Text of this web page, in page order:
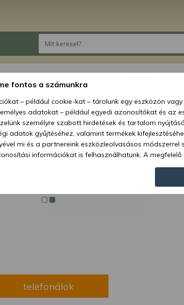
telefonálok
Ár:
fontos a számunkra
– például cookie-kat – tárolunk egy eszközön
adatokat – például egyedi azonosítókat és az
személyre szabott hirdetések és tartalom
adatok gyűjtéséhez, valamint termékek
mi és a partnereink eszközleolvasásos módszerrel
információkat is felhasználhatunk. A megfelelő
és a partnereink a fent leírtak szerint adatkezelést
megadása vagy elutasítása előtt részletesebb
Felhívjuk figyelmét, hogy személyes adatainak
de jogában áll tiltakozni az ilyen jellegű